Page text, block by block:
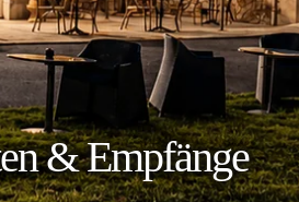
& Empfänge